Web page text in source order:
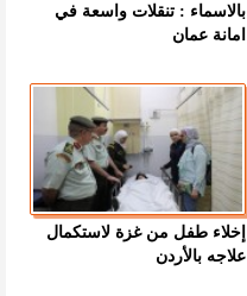
بالاسماء : تنقلات واسعة في
امانة عمان
إخلاء طفل من غزة لاستكمال
علاجه بالأردن